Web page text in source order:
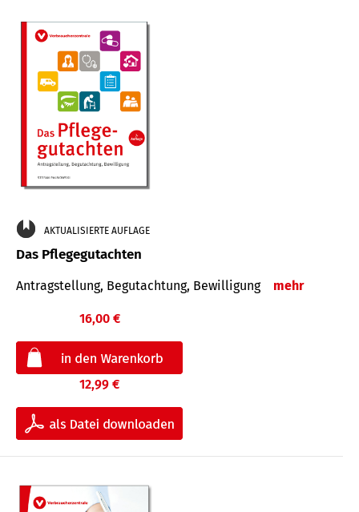
AKTUALISIERTE AUFLAGE
Das Pflegegutachten
Antragstellung, Begutachtung, Bewilligung mehr
16,00 €
12,99 €